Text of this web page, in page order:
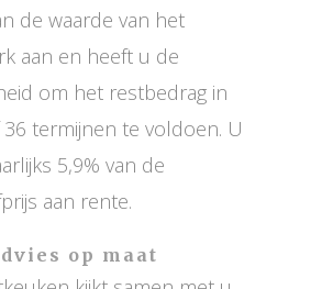
de waarde van het
aan en heeft u de
om het restbedrag in
36 termijnen te voldoen. U
5,9% van de
aan rente.
op maat